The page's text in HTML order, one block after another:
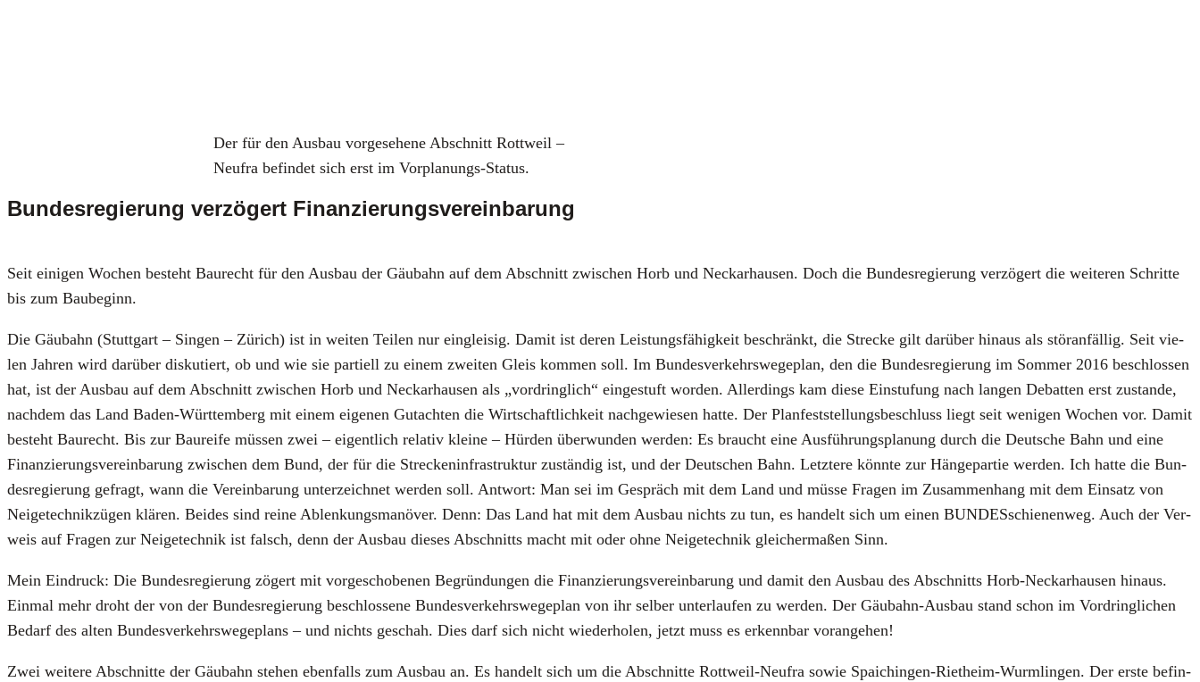
Der für den Aus­bau vor­ge­se­he­ne Abschnitt Rott­weil –
Neu­f­ra befin­det sich erst im Vor­pla­nungs-Sta­tus.
Bundesregierung verzögert Finanzierungsvereinbarung
Seit eini­gen Wochen besteht Bau­recht für den Aus­bau der Gäu­bahn auf dem Abschnitt zwi­schen Horb und Neckar­hau­sen. Doch die Bun­des­re­gie­rung ver­zö­gert die wei­te­ren Schrit­te
bis zum Bau­be­ginn.
Die Gäu­bahn (Stutt­gart – Sin­gen – Zürich) ist in wei­ten Tei­len nur ein­glei­sig. Damit ist deren Leis­tungs­fä­hig­keit beschränkt, die Stre­cke gilt dar­über hin­aus als stör­an­fäl­lig. Seit vie­
len Jah­ren wird dar­über dis­ku­tiert, ob und wie sie par­ti­ell zu einem zwei­ten Gleis kom­men soll. Im Bun­des­ver­kehrs­we­ge­plan, den die Bun­des­re­gie­rung im Som­mer 2016 beschlos­sen
hat, ist der Aus­bau auf dem Abschnitt zwi­schen Horb und Neckar­hau­sen als „vor­dring­lich“ ein­ge­stuft wor­den. Aller­dings kam die­se Ein­stu­fung nach lan­gen Debat­ten erst zustan­de,
nach­dem das Land Baden-Würt­tem­berg mit einem eige­nen Gut­ach­ten die Wirt­schaft­lich­keit nach­ge­wie­sen hat­te. Der Plan­fest­stel­lungs­be­schluss liegt seit weni­gen Wochen vor. Damit
besteht Bau­recht. Bis zur Bau­rei­fe müs­sen zwei – eigent­lich rela­tiv klei­ne – Hür­den über­wun­den wer­den: Es braucht eine Aus­füh­rungs­pla­nung durch die Deut­sche Bahn und eine
Finan­zie­rungs­ver­ein­ba­rung zwi­schen dem Bund, der für die Stre­cken­in­fra­struk­tur zustän­dig ist, und der Deut­schen Bahn. Letz­te­re könn­te zur Hän­ge­par­tie wer­den. Ich hat­te die Bun­
des­re­gie­rung gefragt, wann die Ver­ein­ba­rung unter­zeich­net wer­den soll. Ant­wort: Man sei im Gespräch mit dem Land und müs­se Fra­gen im Zusam­men­hang mit dem Ein­satz von
Nei­ge­tech­nik­zü­gen klä­ren. Bei­des sind rei­ne Ablen­kungs­ma­nö­ver. Denn: Das Land hat mit dem Aus­bau nichts zu tun, es han­delt sich um einen BUN­DES­schie­nen­weg. Auch der Ver­
weis auf Fra­gen zur Nei­ge­tech­nik ist falsch, denn der Aus­bau die­ses Abschnitts macht mit oder ohne Nei­ge­tech­nik glei­cher­ma­ßen Sinn.
Mein Ein­druck: Die Bun­des­re­gie­rung zögert mit vor­ge­scho­be­nen Begrün­dun­gen die Finan­zie­rungs­ver­ein­ba­rung und damit den Aus­bau des Abschnitts Horb-Neckar­hau­sen hin­aus.
Ein­mal mehr droht der von der Bun­des­re­gie­rung beschlos­se­ne Bun­des­ver­kehrs­we­ge­plan von ihr sel­ber unter­lau­fen zu wer­den. Der Gäu­bahn-Aus­bau stand schon im Vor­dring­li­chen
Bedarf des alten Bun­des­ver­kehrs­we­ge­plans – und nichts geschah. Dies darf sich nicht wie­der­ho­len, jetzt muss es erkenn­bar vor­an­ge­hen!
Zwei wei­te­re Abschnit­te der Gäu­bahn ste­hen eben­falls zum Aus­bau an. Es han­delt sich um die Abschnit­te Rott­weil-Neu­f­ra sowie Spai­chin­gen-Riet­heim-Wurm­lin­gen. Der ers­te befin­